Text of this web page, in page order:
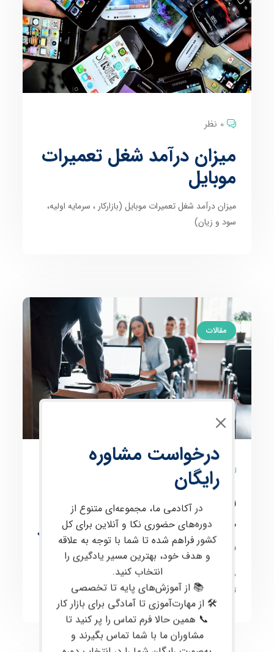
0 نظر
میزان درآمد شغل تعمیرات
موبایل
میزان درآمد شغل تعمیرات موبایل (بازارکار ، سرمایه اولیه،
سود و زیان)
مقالات
نمونه سوال آزمون فنی و
حرفه ای (تعمیرات نرم افزار
موبایل)
نمونه سوالات آنلاین سازمان فنی و حرفه ای کشور-حرفه
تعمیرات نرم افزار تلفن همراه
درخواست مشاوره
رایگان
در آکادمی ما، مجموعه‌ای متنوع از
دوره‌های حضوری نکا و آنلاین برای کل
کشور فراهم شده تا شما با توجه به علاقه
و هدف خود، بهترین مسیر یادگیری را
انتخاب کنید.
📚 از آموزش‌های پایه تا تخصصی
🛠 از مهارت‌آموزی تا آمادگی برای بازار کار
📞 همین حالا فرم تماس را پر کنید تا
مشاوران ما با شما تماس بگیرند و